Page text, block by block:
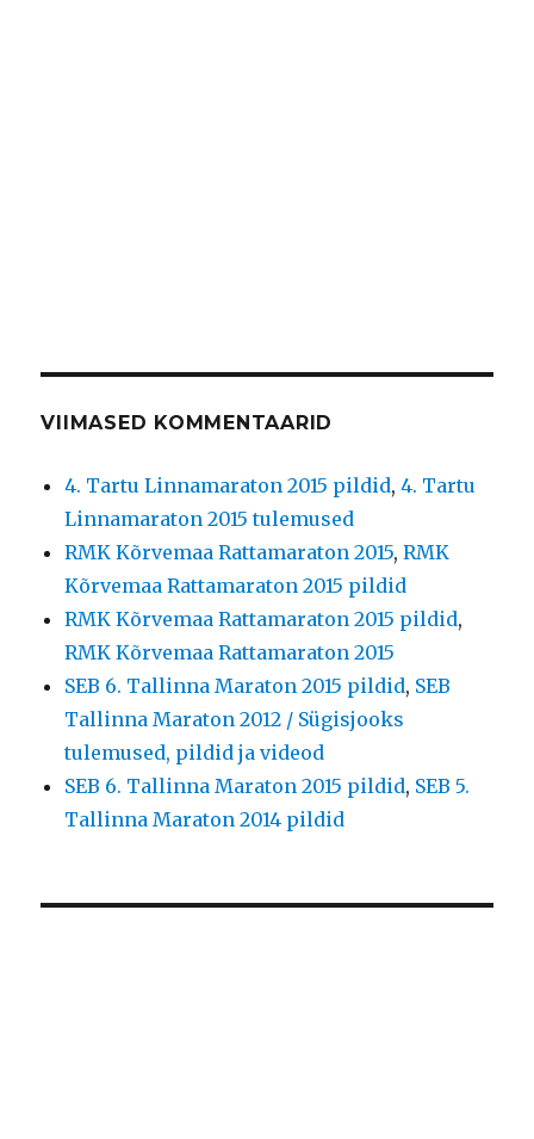
VIIMASED KOMMENTAARID
4. Tartu Linnamaraton 2015 pildid,4. Tartu
Linnamaraton 2015 tulemused
RMK Kõrvemaa Rattamaraton 2015,RMK
Kõrvemaa Rattamaraton 2015 pildid
RMK Kõrvemaa Rattamaraton 2015 pildid,
RMK Kõrvemaa Rattamaraton 2015
SEB 6. Tallinna Maraton 2015 pildid, SEB
Tallinna Maraton 2012 / Sügisjooks
tulemused, pildid ja videod
SEB 6. Tallinna Maraton 2015 pildid, SEB 5.
Tallinna Maraton 2014 pildid